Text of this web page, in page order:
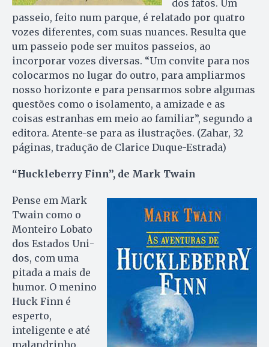
dos fatos. Um
passeio, feito num parque, é relatado por quatro
vozes diferentes, com suas nuances. Resulta que
um passeio pode ser muitos passeios, ao
incorporar vozes diversas. “Um convite para nos
colocarmos no lugar do outro, para ampliarmos
nosso horizonte e para pensarmos sobre algumas
questões como o isolamento, a amizade e as
coisas estranhas em meio ao familiar”, segundo a
editora. Atente-se para as ilustrações. (Zahar, 32
páginas, tradução de Clarice Duque-Estrada)
“Huckleberry Finn”, de Mark Twain
Pense em Mark
Twain como o
Mon­teiro Lobato
dos Estados Uni­
dos, com uma
pitada a mais de
humor. O menino
Huck Finn é
esperto,
inteligente e até